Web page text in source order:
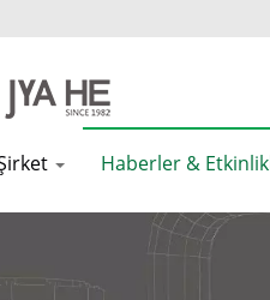
Haberler &